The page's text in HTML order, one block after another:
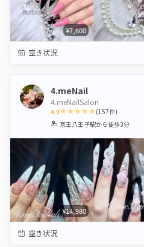
¥7,600
空き状況
4.meNail
4.meNailSalon
4.9
1 2 3 4 5
(157件)
京王八王子駅から徒歩3分
¥14,980
空き状況